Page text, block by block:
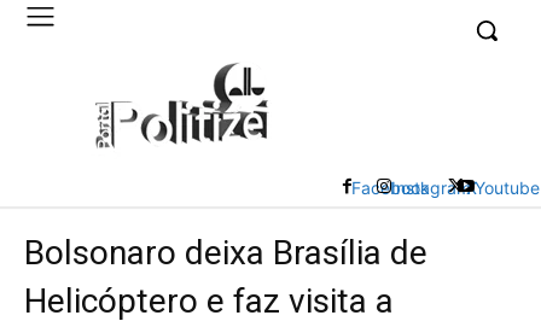
FacebookInstagramXYoutube
Bolsonaro deixa Brasília de
Helicóptero e faz visita a